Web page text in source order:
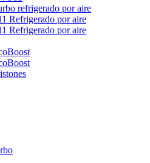
refrigerado por aire
Refrigerado por aire
Refrigerado por aire